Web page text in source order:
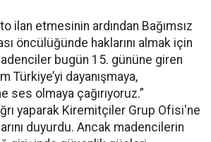
ilan etmesinin ardından Bağımsız
öncülüğünde haklarını almak için
bugün 15. gününe giren
Türkiye’yi dayanışmaya,
ses olmaya çağırıyoruz.”
yaparak Kiremitçiler Grup Ofisi'ne
duyurdu. Ancak madencilerin